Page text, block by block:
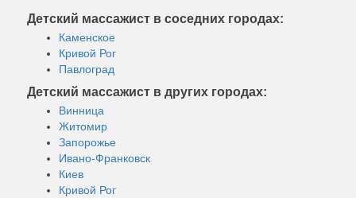
Детский массажист в соседних городах:
Каменское
Кривой Рог
Павлоград
Детский массажист в других городах:
Винница
Житомир
Запорожье
Ивано-Франковск
Киев
Кривой Рог